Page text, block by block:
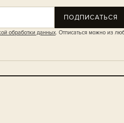
ПОДПИСАТЬСЯ
обработки данных. Отписаться можно из